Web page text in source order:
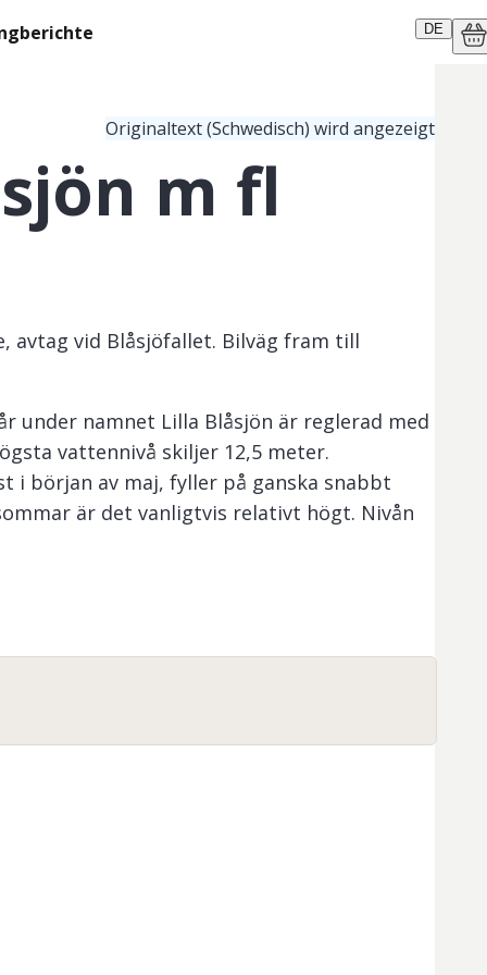
DE
Originaltext (Schwedisch) wird angezeigt
m fl
avtag vid Blåsjöfallet. Bilväg fram till
under namnet Lilla Blåsjön är reglerad med
vattennivå skiljer 12,5 meter.
i början av maj, fyller på ganska snabbt
är det vanligtvis relativt högt. Nivån
ligger ovanför trädgränsen.
inom fiskevårdsområdet: